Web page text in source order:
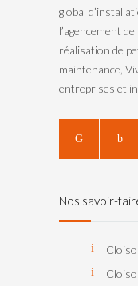
global
l’agencement
réalisation de
maintenance,
entreprises et
Nos savoir-